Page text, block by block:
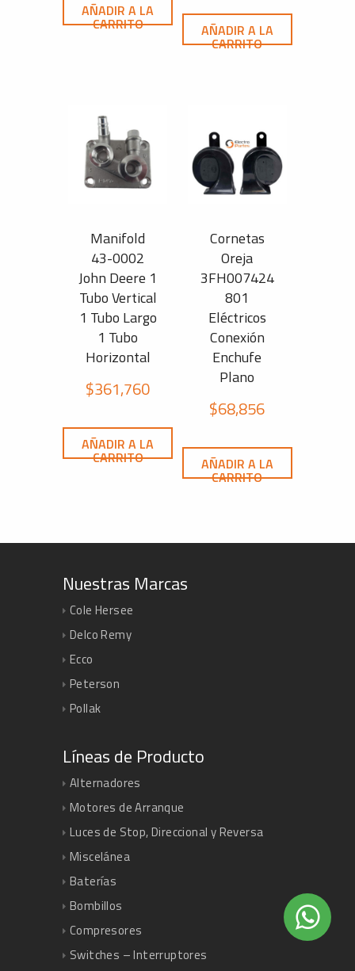
AÑADIR A LA
CARRITO AÑADIR A LA
CARRITO
Manifold
43-0002
John Deere 1
Tubo Vertical
1 Tubo Largo
1 Tubo
Horizontal
$361,760
AÑADIR A LA
CARRITO
Cornetas
Oreja
3FH007424
801
Eléctricos
Conexión
Enchufe
Plano
$68,856
AÑADIR A LA
CARRITO
Nuestras Marcas
Cole Hersee
Delco Remy
Ecco
Peterson
Pollak
Líneas de Producto
Alternadores
Motores de Arranque
Luces de Stop, Direccional y Reversa
Miscelánea
Baterías
Bombillos
Compresores
Switches – Interruptores